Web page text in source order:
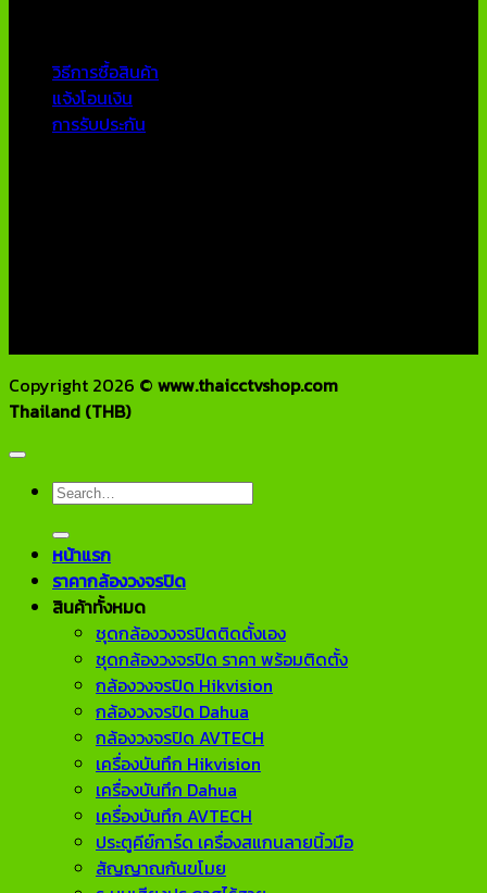
วิธีการซื้อสินค้า
แจ้งโอนเงิน
การรับประกัน
Copyright 2026 © www.thaicctvshop.com
Thailand (THB)
Search
หน้าแรก
ราคากล้องวงจรปิด
สินค้าทั้งหมด
ชุดกล้องวงจรปิดติดตั้งเอง
ชุดกล้องวงจรปิด ราคา พร้อมติดตั้ง
กล้องวงจรปิด Hikvision
กล้องวงจรปิด Dahua
กล้องวงจรปิด AVTECH
เครื่องบันทึก Hikvision
เครื่องบันทึก Dahua
เครื่องบันทึก AVTECH
ประตูคีย์การ์ด เครื่องสแกนลายนิ้วมือ
สัญญาณกันขโมย